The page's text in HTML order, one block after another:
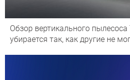
Обзор вертикального пылесоса
убирается так, как другие не